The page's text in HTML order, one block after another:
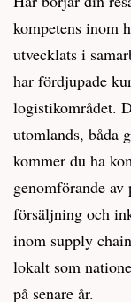
kompetens inom
utvecklats i
har fördjupade
logistikområdet.
utomlands, båda
kommer du ha
genomförande
försäljning och
inom supply
lokalt som
på senare år.